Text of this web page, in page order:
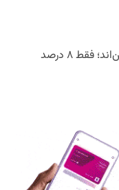
۷۵ درصد کودکان آنلاین‌اند؛ فقط ۸ درصد